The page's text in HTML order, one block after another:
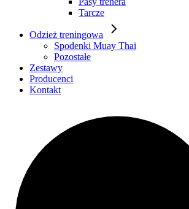
Tarcze
Odzież treningowa
Spodenki Muay Thai
Pozostałe
Zestawy
Producenci
Kontakt